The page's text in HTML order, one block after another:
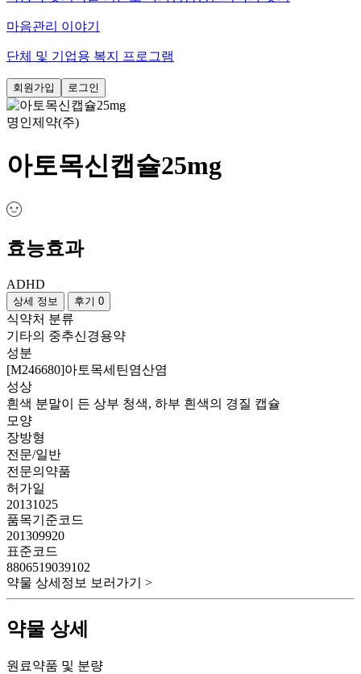
마음관리 이야기
단체 및 기업용 복지 프로그램
회원가입 로그인
명인제약(주)
아토목신캡슐25mg
효능효과
ADHD
상세 정보 후기 0
식약처 분류
기타의 중추신경용약
성분
[M246680]아토목세틴염산염
성상
흰색 분말이 든 상부 청색, 하부 흰색의 경질 캡슐
모양
장방형
전문/일반
전문의약품
허가일
20131025
품목기준코드
201309920
표준코드
8806519039102
약물 상세정보 보러가기 >
약물 상세
원료약품 및 분량